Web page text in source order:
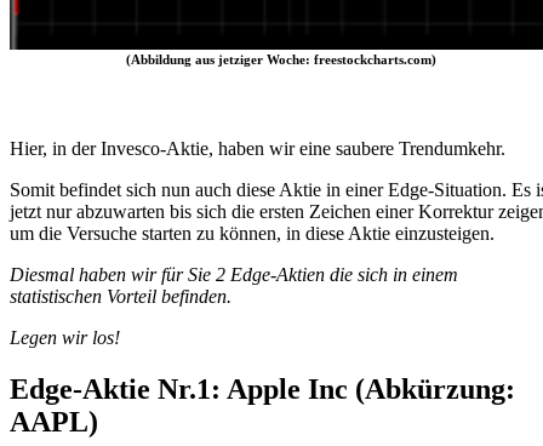
(Abbildung aus jetziger Woche: freestockcharts.com)
Hier, in der Invesco-Aktie, haben wir eine saubere Trendumkehr.
Somit befindet sich nun auch diese Aktie in einer Edge-Situation. Es
jetzt nur abzuwarten bis sich die ersten Zeichen einer Korrektur
um die Versuche starten zu können, in diese Aktie einzusteigen.
Diesmal haben wir für Sie 2 Edge-Aktien die sich in einem
statistischen Vorteil befinden.
Legen wir los!
Edge-Aktie Nr.1: Apple Inc (Abkürzung:
AAPL)